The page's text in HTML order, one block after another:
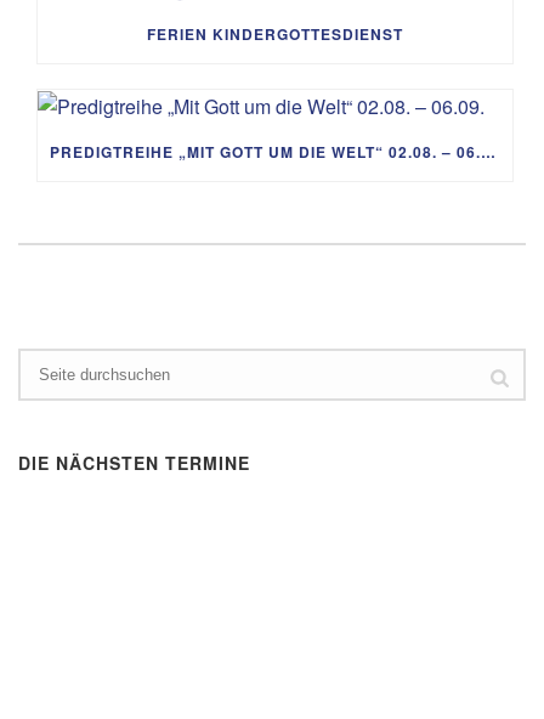
FERIEN KINDERGOTTESDIENST
PREDIGTREIHE „MIT GOTT UM DIE WELT“ 02.08. – 06.09.
DIE NÄCHSTEN TERMINE